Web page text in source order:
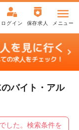
ログイン 保存求人 メニュー
バイト・アル
した。検索条件を